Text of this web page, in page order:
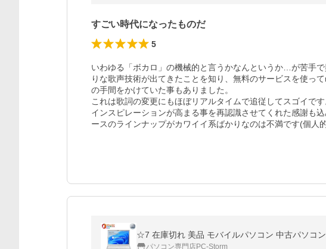
すごい時代になったものだ
5
いわゆる「ボカロ」の機械的と言うかなんというか…が苦手
りな歌声技術が出てきたことを知り、無料のサービスを使っ
の手間をかけていた事もありました。
これは歌詞の変更にもほぼリアルタイムで追従してスゴイで
インスピレーションが高まる事を再認識させてくれた感謝も
ースのラインナップがカワイイ系ばかりなのは不満です(個人
パソコン専門店PC-Storm